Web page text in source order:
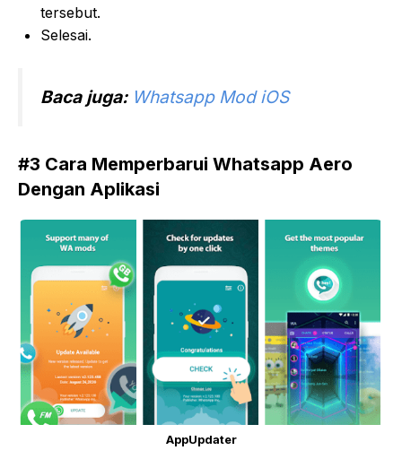
tersebut.
Selesai.
Baca juga: Whatsapp Mod iOS
#3 Cara Memperbarui Whatsapp Aero
Dengan Aplikasi
AppUpdater